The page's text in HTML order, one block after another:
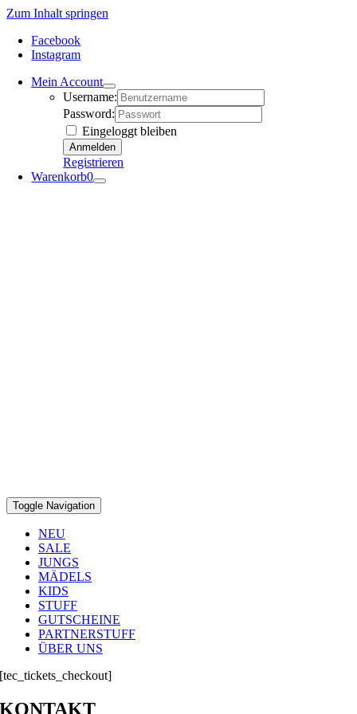
Zum Inhalt springen
Facebook
Instagram
Mein Account
Username:
Password:
Eingeloggt bleiben
Registrieren
Warenkorb0
Toggle Navigation
NEU
SALE
JUNGS
MÄDELS
KIDS
STUFF
GUTSCHEINE
PARTNERSTUFF
ÜBER UNS
[tec_tickets_checkout]
KONTAKT